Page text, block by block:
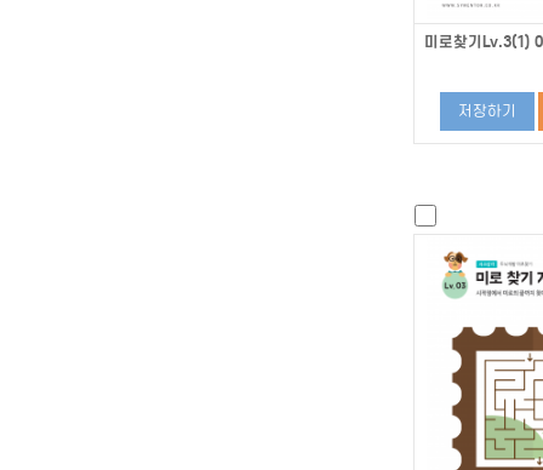
미로찾기Lv.3(1)
저장하기